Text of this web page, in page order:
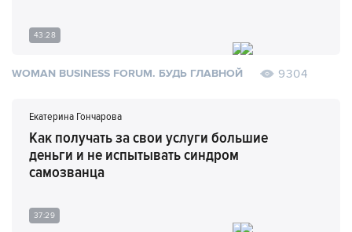
43:28
WOMAN BUSINESS FORUM. БУДЬ ГЛАВНОЙ 9304
Екатерина Гончарова
Как получать за свои услуги большие
деньги и не испытывать синдром
самозванца
37:29